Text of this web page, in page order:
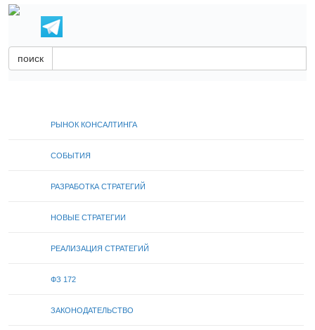
поиск
РЫНОК КОНСАЛТИНГА
СОБЫТИЯ
РАЗРАБОТКА СТРАТЕГИЙ
НОВЫЕ СТРАТЕГИИ
РЕАЛИЗАЦИЯ СТРАТЕГИЙ
ФЗ 172
ЗАКОНОДАТЕЛЬСТВО